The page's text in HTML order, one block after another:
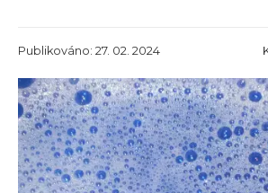
Publikováno: 27. 02. 2024